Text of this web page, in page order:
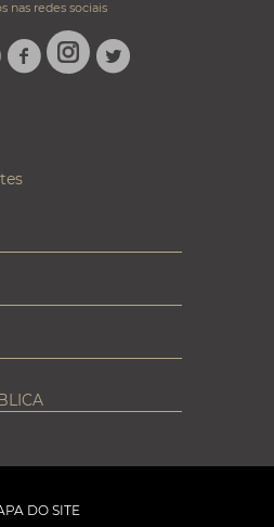
nas redes sociais
LINKEDINFACEBOOK
INSTAGRAM
TWITTER
DO SITE